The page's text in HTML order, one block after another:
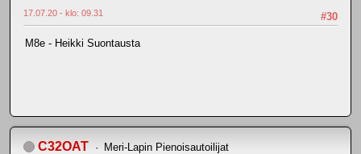
#30
17.07.20 - klo: 09.31
M8e - Heikki Suontausta
C32OAT Meri-Lapin Pienoisautoilijat